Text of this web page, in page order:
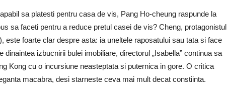
sa platesti pentru casa de vis, Pang Ho-cheung raspunde la
sa faceti pentru a reduce pretul casei de vis? Cheng, protagonistul
este foarte clar despre asta: ia uneltele raposatului sau tata si face
izbucnirii bulei imobiliare, directorul „Isabella” continua sa
Kong cu o incursiune neasteptata si puternica in gore. O critica
macabra, desi starneste ceva mai mult decat constiinta.